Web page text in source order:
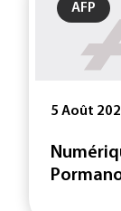
AFP
5 Août